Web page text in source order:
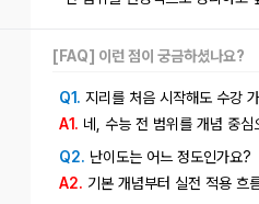
[FAQ] 이런 점이 궁금하셨나요?
Q1. 지리를 처음 시작해도 수강
A1. 네, 수능 전 범위를 개념 중
Q2. 난이도는 어느 정도인가요?
A2. 기본 개념부터 실전 적용 흐